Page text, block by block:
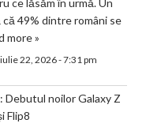
ce lăsăm în urmă. Un
49% dintre români se
more »
iulie 22, 2026 - 7:31 pm
Debutul noilor Galaxy Z
Flip8